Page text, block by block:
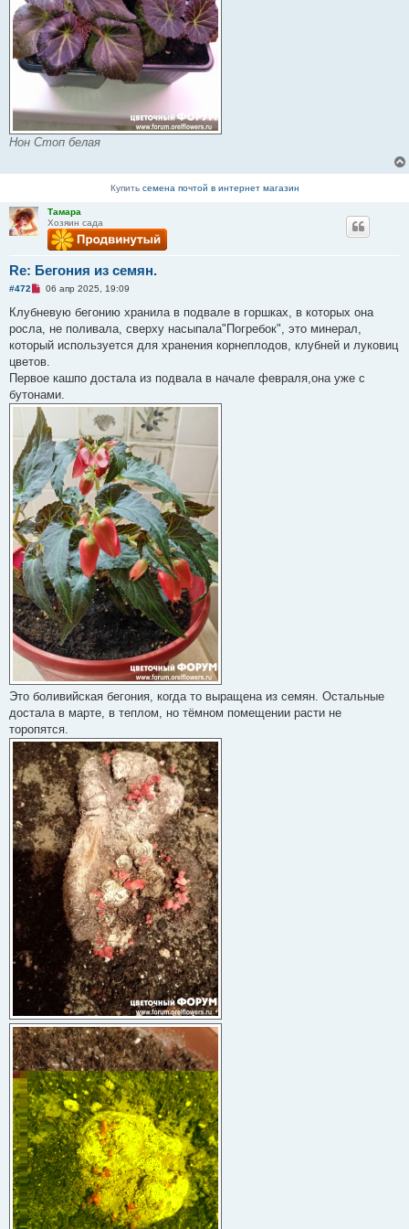
Нон Стоп белая
Купить семена почтой в интернет магазин
Тамара
Хозяин сада
Re: Бегония из семян.
#472
Н
п
о
ч
т
а
н
о
е
с
о
о
б
щ
е
н
и
е
06 апр 2025, 19:09
Клубневую бегонию хранила в подвале в горшках, в которых она
росла, не поливала, сверху насыпала"Погребок", это минерал,
который используется для хранения корнеплодов, клубней и луковиц
цветов.
Первое кашпо достала из подвала в начале февраля,она уже с
бутонами.
Это боливийская бегония, когда то выращена из семян. Остальные
достала в марте, в теплом, но тёмном помещении расти не
торопятся.